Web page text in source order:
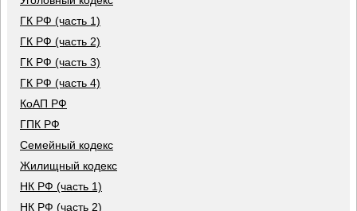
ГК РФ (часть 1)
ГК РФ (часть 2)
ГК РФ (часть 3)
ГК РФ (часть 4)
КоАП РФ
ГПК РФ
Семейный кодекс
Жилищный кодекс
НК РФ (часть 1)
НК РФ (часть 2)